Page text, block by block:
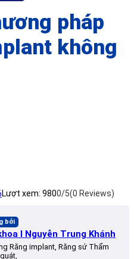
pháp
không
Lượt xem: 9800/5(0 Reviews)
bởi
I Nguyễn Trung Khánh
Răng implant, Răng sứ Thẩm